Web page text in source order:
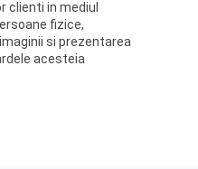
clienti in mediul
fizice,
si prezentarea
acesteia